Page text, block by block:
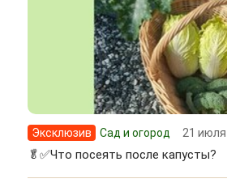
Эксклюзив Сад и огород 21 июля
🥬✅Что посеять после капусты?